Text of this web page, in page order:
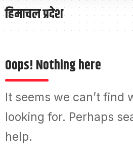
हिमाचल प्रदेश
Oops! Nothing here
It seems we can’t find
looking for. Perhaps
help.